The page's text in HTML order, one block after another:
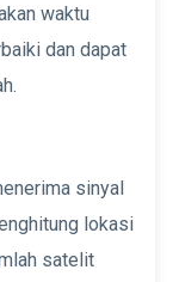
waktu
dan dapat
sinyal
lokasi
satelit